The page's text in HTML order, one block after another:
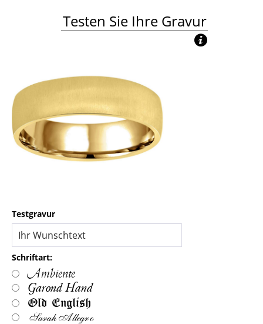
Testen Sie Ihre Gravur
Testgravur
Schriftart:
Ambiente
Garond Hand
Old English
Sarah Allegro